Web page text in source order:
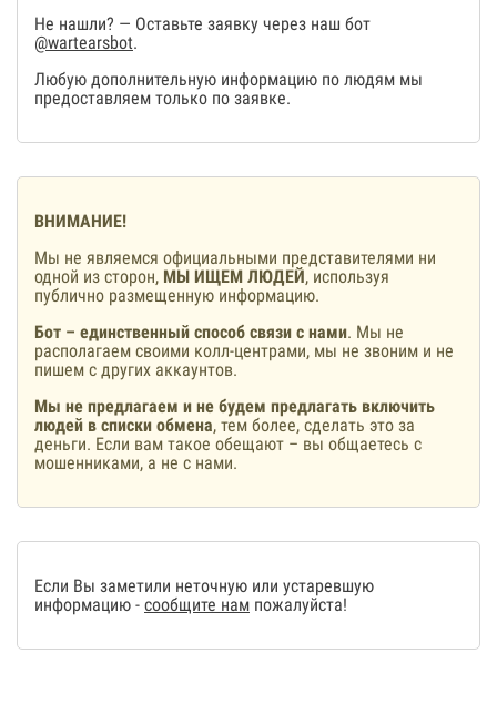
Не нашли? — Оставьте заявку через наш бот
@wartearsbot.
Любую дополнительную информацию по людям мы
предоставляем только по заявке.
ВНИМАНИЕ!
Мы не являемся официальными представителями ни
одной из сторон, МЫ ИЩЕМ ЛЮДЕЙ, используя
публично размещенную информацию.
Бот – единственный способ связи с нами. Мы не
располагаем своими колл-центрами, мы не звоним и не
пишем с других аккаунтов.
Мы не предлагаем и не будем предлагать включить
людей в списки обмена, тем более, сделать это за
деньги. Если вам такое обещают – вы общаетесь с
мошенниками, а не с нами.
Если Вы заметили неточную или устаревшую
информацию - сообщите нам пожалуйста!